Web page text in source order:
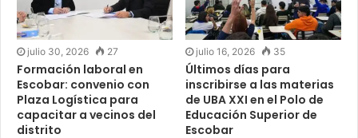
julio 30, 2026 27
Formación laboral en
Escobar: convenio con
Plaza Logística para
capacitar a vecinos del
distrito
julio 16, 2026 35
Últimos días para
inscribirse a las materias
de UBA XXI en el Polo de
Educación Superior de
Escobar